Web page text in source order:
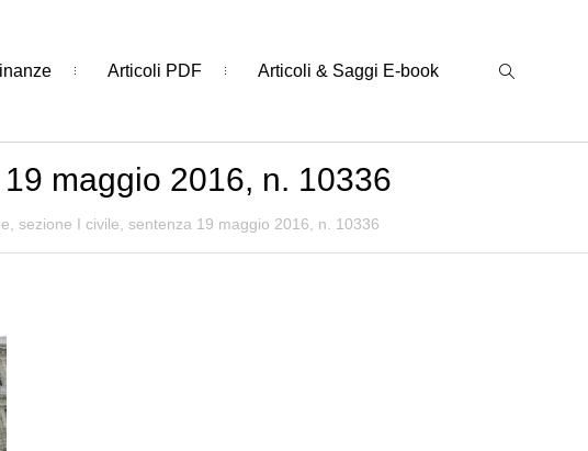
Articoli PDF Articoli & Saggi E-book
maggio 2016, n. 10336
sezione I civile, sentenza 19 maggio 2016, n. 10336